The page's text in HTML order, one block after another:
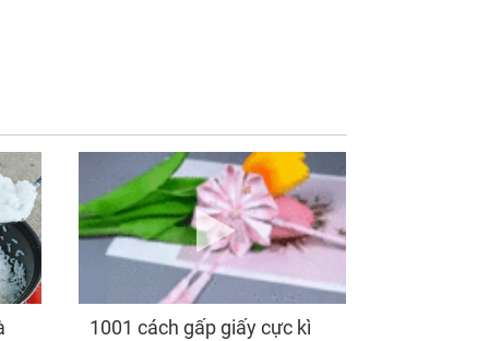
ngày hôm nay
8/2026), 3 con
vận trình như 'cá
hóa rồng', giàu
bất chấp, số đỏ
như son
Kết hôn 3 năm, bạn bè
ghen tỵ vì tôi được
chồng chiều chuộng
hết mực nhưng sự
thật phía sau khiến tôi
khóc nghẹn
1001 cách gấp giấy cực kì